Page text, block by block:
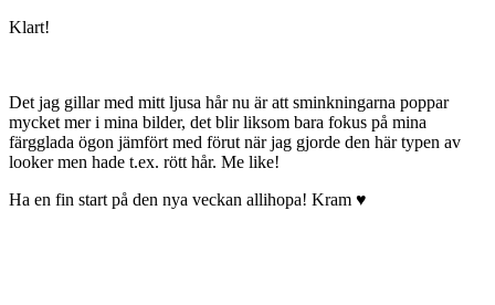
Klart!
Det jag gillar med mitt ljusa hår nu är att sminkningarna poppar
mycket mer i mina bilder, det blir liksom bara fokus på mina
färgglada ögon jämfört med förut när jag gjorde den här typen av
looker men hade t.ex. rött hår. Me like!
Ha en fin start på den nya veckan allihopa! Kram ♥